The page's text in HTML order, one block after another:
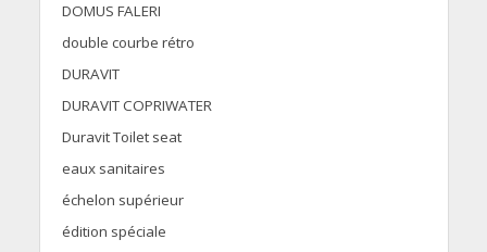
DOMUS FALERI
double courbe rétro
DURAVIT
DURAVIT COPRIWATER
Duravit Toilet seat
eaux sanitaires
échelon supérieur
édition spéciale